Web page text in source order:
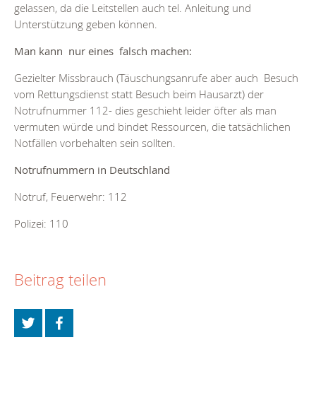
gelassen, da die Leitstellen auch tel. Anleitung und
Unterstützung geben können.
Man kann nur eines falsch machen:
Gezielter Missbrauch (Täuschungsanrufe aber auch Besuch
vom Rettungsdienst statt Besuch beim Hausarzt) der
Notrufnummer 112- dies geschieht leider öfter als man
vermuten würde und bindet Ressourcen, die tatsächlichen
Notfällen vorbehalten sein sollten.
Notrufnummern in Deutschland
Notruf, Feuerwehr: 112
Polizei: 110
Beitrag teilen